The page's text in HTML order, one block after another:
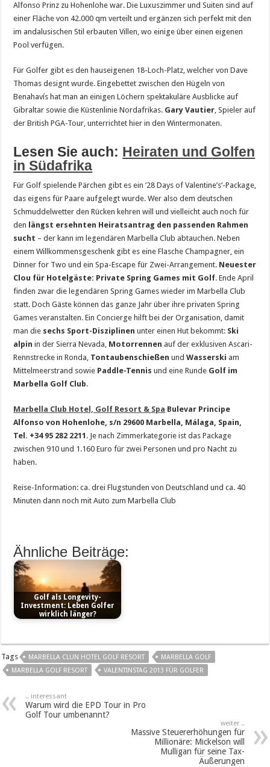
Alfonso Prinz zu Hohenlohe war. Die Luxuszimmer und Suiten sind auf
einer Fläche von 42.000 qm verteilt und ergänzen sich perfekt mit den
im andalusischen Stil erbauten Villen, wo einige über einen eigenen
Pool verfügen.
Für Golfer gibt es den hauseigenen 18-Loch-Platz, welcher von Dave
Thomas designt wurde. Eingebettet zwischen den Hügeln von
Benahavís hat man an einigen Löchern spektakuläre Ausblicke auf
Gibraltar sowie die Küstenlinie Nordafrikas. Gary Vautier, Spieler auf
der British PGA-Tour, unterrichtet hier in den Wintermonaten.
Lesen Sie auch: Heiraten und Golfen
in Südafrika
Für Golf spielende Pärchen gibt es ein ’28 Days of Valentine’s‘-Package,
das eigens für Paare aufgelegt wurde. Wer also dem deutschen
Schmuddelwetter den Rücken kehren will und vielleicht auch noch für
den längst ersehnten Heiratsantrag den passenden Rahmen
sucht – der kann im legendären Marbella Club abtauchen. Neben
einem Willkommensgeschenk gibt es eine Flasche Champagner, ein
Dinner for Two und ein Spa-Escape für Zwei-Arrangement. Neuester
Clou für Hotelgäste: Private Spring Games mit Golf. Ende April
finden zwar die legendären Spring Games wieder im Marbella Club
statt. Doch Gäste können das ganze Jahr über ihre privaten Spring
Games veranstalten. Ein Concierge hilft bei der Organisation, damit
man die sechs Sport-Disziplinen unter einen Hut bekommt: Ski
alpin in der Sierra Nevada, Motorrennen auf der exklusiven Ascari-
Rennstrecke in Ronda, Tontaubenschießenund Wasserski am
Mittelmeerstrand sowie Paddle-Tennis und eine Runde Golf im
Marbella Golf Club.
Marbella Club Hotel, Golf Resort & Spa Bulevar Principe
Alfonso von Hohenlohe, s/n 29600 Marbella, Málaga, Spain,
Tel. +34 95 282 2211 . Je nach Zimmerkategorie ist das Package
zwischen 910 und 1.160 Euro für zwei Personen und pro Nacht zu
haben.
Reise-Information: ca. drei Flugstunden von Deutschland und ca. 40
Minuten dann noch mit Auto zum Marbella Club
Ähnliche Beiträge:
Golf als Longevity-
Investment: Leben Golfer
wirklich länger?
Tags MARBELLA CLUN HOTEL GOLF RESORT
MARBELLA GOLF
MARBELLA GOLF RESORT
VALENTINSTAG 2013 FÜR GOLFER
.. interessant
Warum wird die EPD Tour in Pro
Golf Tour umbenannt?
weiter ..
Massive Steuererhöhungen für
Millionäre: Mickelson will
Mulligan für seine Tax-
Äußerungen